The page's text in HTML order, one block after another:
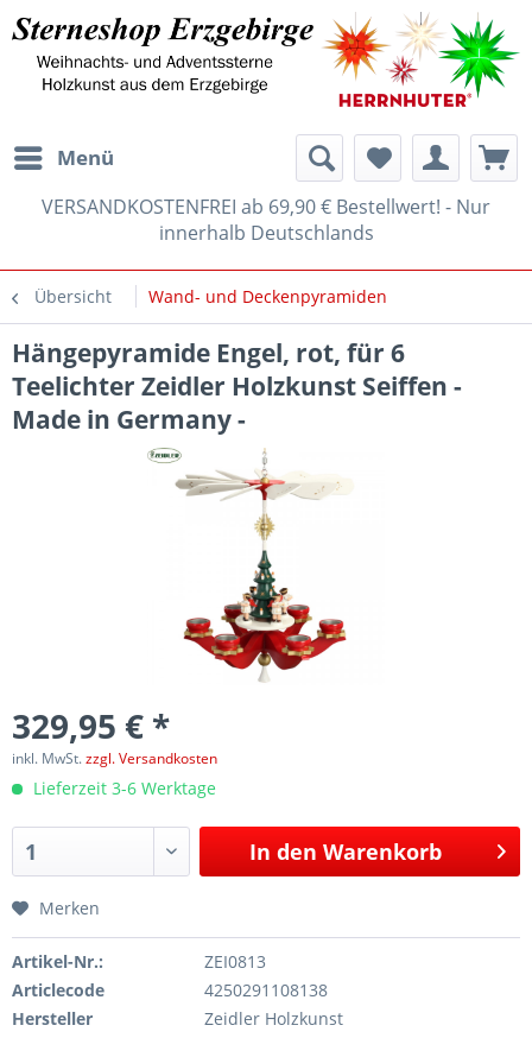
Menü
VERSANDKOSTENFREI ab 69,90 € Bestellwert! - Nur
innerhalb Deutschlands
Übersicht Wand- und Deckenpyramiden
Hängepyramide Engel, rot, für 6
Teelichter Zeidler Holzkunst Seiffen -
Made in Germany -
329,95 € *
inkl. MwSt.zzgl. Versandkosten
Lieferzeit 3-6 Werktage
In den Warenkorb
Merken
Artikel-Nr.:
ZEI0813
Articlecode
4250291108138
Hersteller
Zeidler Holzkunst